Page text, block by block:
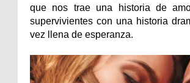
que nos trae una historia de
supervivientes con una historia
vez llena de esperanza.